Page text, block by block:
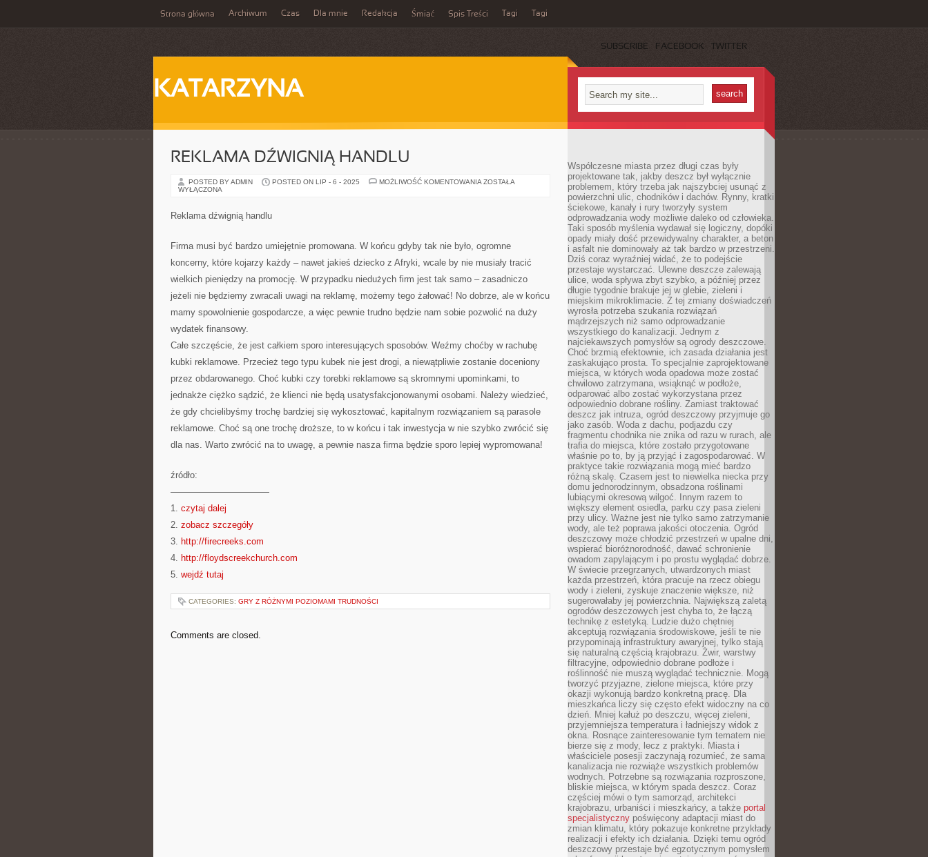
Strona główna Archiwum Czas Dla mnie Redakcja Śmiać Spis Treści Tagi Tagi
SUBSCRIBE FACEBOOK TWITTER
KATARZYNA
REKLAMA DŹWIGNIĄ HANDLU
POSTED BY ADMIN POSTED ON LIP - 6 - 2025 MOŻLIWOŚĆ KOMENTOWANIA REKLAMA
ZOSTAŁA
WYŁĄCZONA
Reklama dźwignią handlu
Firma musi być bardzo umiejętnie promowana. W końcu gdyby tak nie było, ogromne
koncerny, które kojarzy każdy – nawet jakieś dziecko z Afryki, wcale by nie musiały tracić
wielkich pieniędzy na promocję. W przypadku niedużych firm jest tak samo – zasadniczo
jeżeli nie będziemy zwracali uwagi na reklamę, możemy tego żałować! No dobrze, ale w końcu
mamy spowolnienie gospodarcze, a więc pewnie trudno będzie nam sobie pozwolić na duży
wydatek finansowy.
Całe szczęście, że jest całkiem sporo interesujących sposobów. Weźmy choćby w rachubę
kubki reklamowe. Przecież tego typu kubek nie jest drogi, a niewątpliwie zostanie doceniony
przez obdarowanego. Choć kubki czy torebki reklamowe są skromnymi upominkami, to
jednakże ciężko sądzić, że klienci nie będą usatysfakcjonowanymi osobami. Należy wiedzieć,
że gdy chcielibyśmy trochę bardziej się wykosztować, kapitalnym rozwiązaniem są parasole
reklamowe. Choć są one trochę droższe, to w końcu i tak inwestycja w nie szybko zwrócić się
dla nas. Warto zwrócić na to uwagę, a pewnie nasza firma będzie sporo lepiej wypromowana!
źródło:
———————————
1. czytaj dalej
2. zobacz szczegóły
3. http://firecreeks.com
4. http://floydscreekchurch.com
5. wejdź tutaj
CATEGORIES: GRY Z RÓŻNYMI POZIOMAMI TRUDNOŚCI
Comments are closed.
Współczesne miasta przez długi czas były
projektowane tak, jakby deszcz był wyłącznie
problemem, który trzeba jak najszybciej usunąć z
powierzchni ulic, chodników i dachów. Rynny, kratki
ściekowe, kanały i rury tworzyły system
odprowadzania wody możliwie daleko od człowieka.
Taki sposób myślenia wydawał się logiczny, dopóki
opady miały dość przewidywalny charakter, a beton
i asfalt nie dominowały aż tak bardzo w przestrzeni.
Dziś coraz wyraźniej widać, że to podejście
przestaje wystarczać. Ulewne deszcze zalewają
ulice, woda spływa zbyt szybko, a później przez
długie tygodnie brakuje jej w glebie, zieleni i
miejskim mikroklimacie. Z tej zmiany doświadczeń
wyrosła potrzeba szukania rozwiązań
mądrzejszych niż samo odprowadzanie
wszystkiego do kanalizacji. Jednym z
najciekawszych pomysłów są ogrody deszczowe.
Choć brzmią efektownie, ich zasada działania jest
zaskakująco prosta. To specjalnie zaprojektowane
miejsca, w których woda opadowa może zostać
chwilowo zatrzymana, wsiąknąć w podłoże,
odparować albo zostać wykorzystana przez
odpowiednio dobrane rośliny. Zamiast traktować
deszcz jak intruza, ogród deszczowy przyjmuje go
jako zasób. Woda z dachu, podjazdu czy
fragmentu chodnika nie znika od razu w rurach, ale
trafia do miejsca, które zostało przygotowane
właśnie po to, by ją przyjąć i zagospodarować. W
praktyce takie rozwiązania mogą mieć bardzo
różną skalę. Czasem jest to niewielka niecka przy
domu jednorodzinnym, obsadzona roślinami
lubiącymi okresową wilgoć. Innym razem to
większy element osiedla, parku czy pasa zieleni
przy ulicy. Ważne jest nie tylko samo zatrzymanie
wody, ale też poprawa jakości otoczenia. Ogród
deszczowy może chłodzić przestrzeń w upalne dni,
wspierać bioróżnorodność, dawać schronienie
owadom zapylającym i po prostu wyglądać dobrze.
W świecie przegrzanych, utwardzonych miast
każda przestrzeń, która pracuje na rzecz obiegu
wody i zieleni, zyskuje znaczenie większe, niż
sugerowałaby jej powierzchnia. Największą zaletą
ogrodów deszczowych jest chyba to, że łączą
technikę z estetyką. Ludzie dużo chętniej
akceptują rozwiązania środowiskowe, jeśli te nie
przypominają infrastruktury awaryjnej, tylko stają
się naturalną częścią krajobrazu. Żwir, warstwy
filtracyjne, odpowiednio dobrane podłoże i
roślinność nie muszą wyglądać technicznie. Mogą
tworzyć przyjazne, zielone miejsca, które przy
okazji wykonują bardzo konkretną pracę. Dla
mieszkańca liczy się często efekt widoczny na co
dzień. Mniej kałuż po deszczu, więcej zieleni,
przyjemniejsza temperatura i ładniejszy widok z
okna. Rosnące zainteresowanie tym tematem nie
bierze się z mody, lecz z praktyki. Miasta i
właściciele posesji zaczynają rozumieć, że sama
kanalizacja nie rozwiąże wszystkich problemów
wodnych. Potrzebne są rozwiązania rozproszone,
bliskie miejsca, w którym spada deszcz. Coraz
częściej mówi o tym samorząd, architekci
krajobrazu, urbaniści i mieszkańcy, a także portal
specjalistyczny poświęcony adaptacji miast do
zmian klimatu, który pokazuje konkretne przykłady
realizacji i efekty ich działania. Dzięki temu ogród
deszczowy przestaje być egzotycznym pomysłem